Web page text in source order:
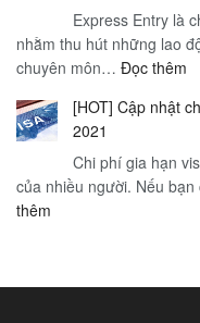
trọngExpress Entry là
nhằm thu hút những lao
chuyên môn… Đọc thêm
[HOT] Cập nhật
2021
Chi phí gia hạn
của nhiều người. Nếu
thêm